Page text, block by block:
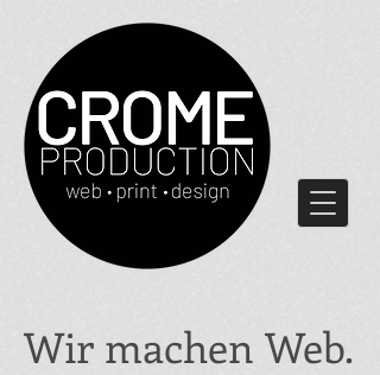
Wir machen Web.